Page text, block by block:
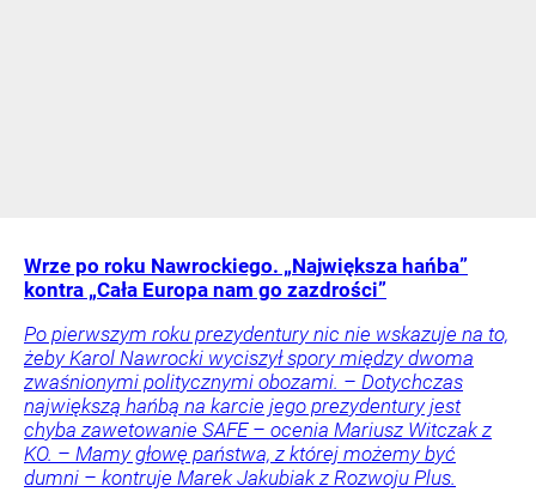
Wrze po roku Nawrockiego. „Największa hańba”
kontra „Cała Europa nam go zazdrości”
Po pierwszym roku prezydentury nic nie wskazuje na to,
żeby Karol Nawrocki wyciszył spory między dwoma
zwaśnionymi politycznymi obozami. – Dotychczas
największą hańbą na karcie jego prezydentury jest
chyba zawetowanie SAFE – ocenia Mariusz Witczak z
KO. – Mamy głowę państwa, z której możemy być
dumni – kontruje Marek Jakubiak z Rozwoju Plus.